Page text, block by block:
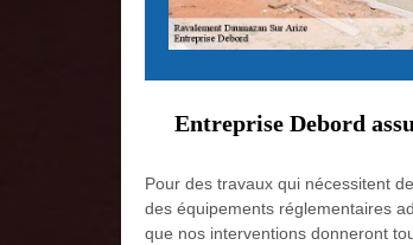
Entreprise Debord
Pour des travaux qui nécessitent
des équipements réglementaires
que nos interventions donneront